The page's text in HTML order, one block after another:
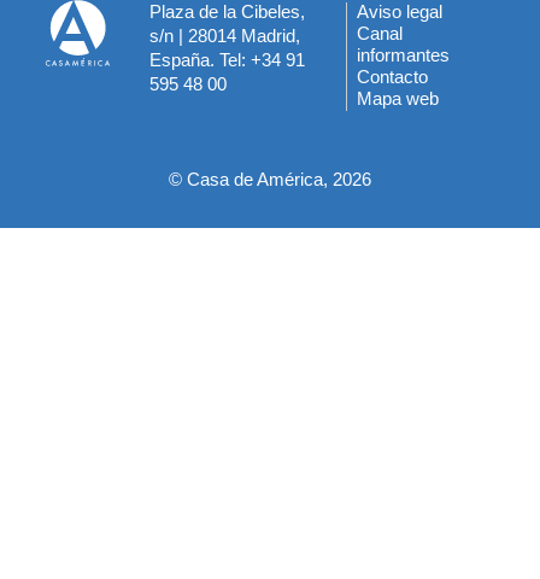
Plaza de la Cibeles,
s/n | 28014 Madrid,
España. Tel: +34 91
595 48 00
Menú
del
pie
Aviso legal
Canal
informantes
Contacto
Mapa web
© Casa de América, 2026